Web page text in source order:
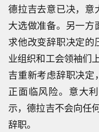
德拉吉去意已决，意
大选做准备。另一方
求他改变辞职决定的
业组织和工会领袖们
吉重新考虑辞职决定
正面临风险。意大
示，德拉吉不会向任
辞职。